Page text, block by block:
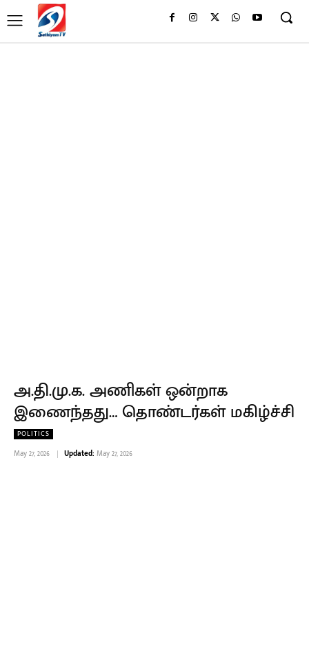
அ.தி.மு.க. அணிகள் ஒன்றாக
இணைந்தது… தொண்டர்கள் மகிழ்ச்சி
POLITICS
May 27, 2026 Updated: May 27, 2026